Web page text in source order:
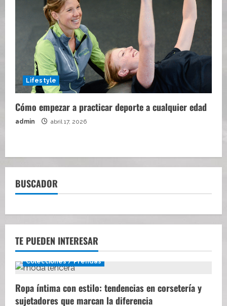
Lifestyle
Cómo empezar a practicar deporte a cualquier edad
admin abril 17, 2026
BUSCADOR
TE PUEDEN INTERESAR
Colecciones / Prendas
Ropa íntima con estilo: tendencias en corsetería y
sujetadores que marcan la diferencia